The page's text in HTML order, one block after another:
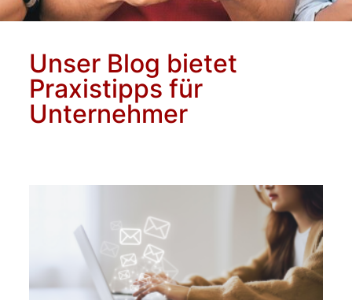
Unser Blog bietet
Praxistipps für
Unternehmer